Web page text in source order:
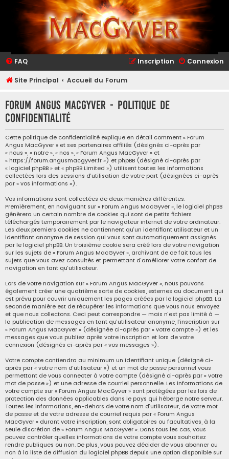
FAQ Connexion
Inscription
Site Principal Accueil du Forum
Forum Angus MacGyver - Politique de
confidentialité
Cette politique de confidentialité explique en détail comment « Forum
Angus MacGyver » et ses partenaires affiliés (désignés ci-après par
« nous », « notre », « nos », « Forum Angus MacGyver » et
« https://forum.angusmacgyver.fr ») et phpBB (désigné ci-après par
« logiciel phpBB » et « phpBB Limited ») utilisent toutes les informations
collectées lors des sessions d’utilisation de votre part (désignées ci-après
par « vos informations »).
Vos informations sont collectées de deux manières différentes.
Premièrement, en naviguant sur « Forum Angus MacGyver », le logiciel phpBB
génèrera un certain nombre de cookies qui sont de petits fichiers
téléchargés temporairement par le navigateur internet de votre ordinateur.
Les deux premiers cookies ne contiennent qu’un identifiant utilisateur et un
identifiant anonyme de session qui vous sont automatiquement assignés
par le logiciel phpBB. Un troisième cookie sera créé lors de votre navigation
sur les sujets de « Forum Angus MacGyver », archivant de ce fait tous les
sujets que vous avez consultés et permettant d’améliorer votre confort de
navigation en tant qu’utilisateur.
Lors de votre navigation sur « Forum Angus MacGyver », nous pouvons
également créer une quatrième sorte de cookies, externes au document qui
est prévu pour couvrir uniquement les pages créées par le logiciel phpBB. La
seconde manière est de récupérer les informations que vous nous envoyez
et que nous collectons. Ceci peut correspondre — mais n’est pas limité à —
la publication de messages en tant qu’utilisateur anonyme, l’inscription sur
« Forum Angus MacGyver » (désignée ci-après par « votre compte ») et les
messages que vous publiez après votre inscription et lors de votre
connexion (désignés ci-après par « vos messages »).
Votre compte contiendra au minimum un identifiant unique (désigné ci-
après par « votre nom d’utilisateur ») et un mot de passe personnel vous
permettant de vous connecter à votre compte (désigné ci-après par « votre
mot de passe ») et une adresse de courriel personnelle. Les informations de
votre compte sur « Forum Angus MacGyver » sont protégées par les lois de
protection des données applicables dans le pays qui héberge notre serveur.
Toutes les informations, en-dehors de votre nom d’utilisateur, de votre mot
de passe et de votre adresse de courriel requis par « Forum Angus
MacGyver » durant votre inscription, sont obligatoires ou facultatives, à la
seule discrétion de « Forum Angus MacGyver ». Dans tous les cas, vous
pouvez contrôler quelles informations de votre compte vous souhaitez
rendre publiques ou non. De plus, vous pouvez décider de vous abonner ou
non à la liste de diffusion du logiciel phpBB depuis une option disponible sur